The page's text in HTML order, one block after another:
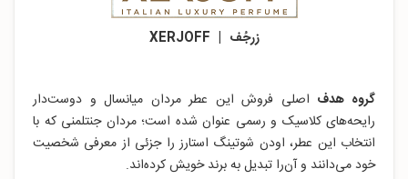
زرجُف | XERJOFF
گروه هدف اصلی فروش این عطر مردان میانسال و دوست‌دار
رایحه‌های کلاسیک و رسمی عنوان شده است؛ مردان جنتلمنی که با
انتخاب این عطر، اودن شوتینگ استارز را جزئی از معرفی شخصیت
خود می‌دانند و آن‌را تبدیل به برند خویش کرده‌اند.